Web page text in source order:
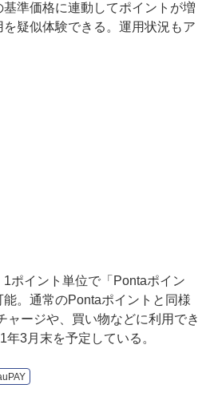
準価格に連動してポイントが増
疑似体験できる。運用状況もア
ポイント単位で「Pontaポイン
能。通常のPontaポイントと同様
ャージや、買い物などに利用でき
3月末を予定している。